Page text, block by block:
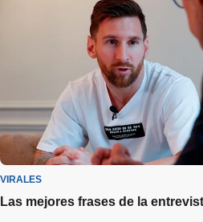
VIRALES
Las mejores frases de la